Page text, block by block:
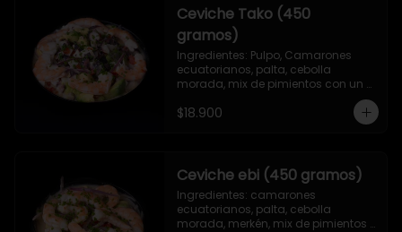
Ceviche Tako (450
gramos)
Ingredientes: Pulpo, Camarones
ecuatorianos, palta, cebolla
morada, mix de pimientos con un
toque de ciboulette, merkén, cilantro
y leche de tigre.
$18.900
Ceviche ebi (450 gramos)
Ingredientes: camarones
ecuatorianos, palta, cebolla
morada, merkén, mix de pimientos